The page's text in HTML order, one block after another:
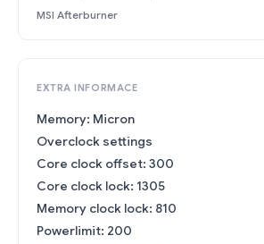
MSI Afterburner
EXTRA INFORMACE
Memory: Micron
Overclock settings
Core clock offset: 300
Core clock lock: 1305
Memory clock lock: 810
Powerlimit: 200